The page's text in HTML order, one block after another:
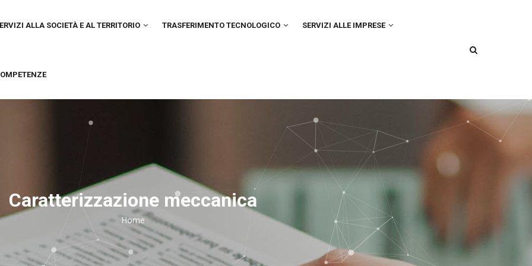
ALLA SOCIETÀ E AL TERRITORIO TRASFERIMENTO TECNOLOGICO SERVIZI ALLE IMPRESE
Caratterizzazione meccanica
Breadcrumb
Home